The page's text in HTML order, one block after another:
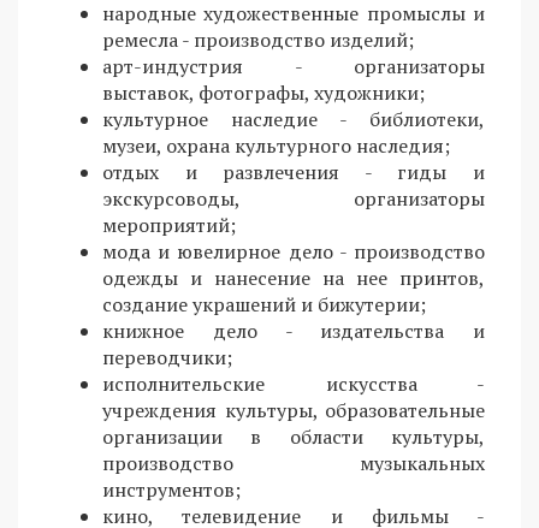
народные художественные промыслы и
ремесла - производство изделий;
арт-индустрия - организаторы
выставок, фотографы, художники;
культурное наследие - библиотеки,
музеи, охрана культурного наследия;
отдых и развлечения - гиды и
экскурсоводы, организаторы
мероприятий;
мода и ювелирное дело - производство
одежды и нанесение на нее принтов,
создание украшений и бижутерии;
книжное дело - издательства и
переводчики;
исполнительские искусства -
учреждения культуры, образовательные
организации в области культуры,
производство музыкальных
инструментов;
кино, телевидение и фильмы -